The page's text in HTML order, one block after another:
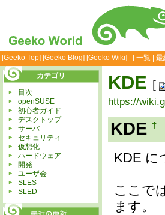
[Geeko Top] [Geeko Blog] [Geeko Wiki] [一覧 最
KDE [
https://
KDE †
KDE に
ここで
ます。
カテゴリ
目次
openSUSE
初心者ガイド
デスクトップ
サーバ
セキュリティ
仮想化
ハードウェア
開発
ユーザ会
SLES
SLED